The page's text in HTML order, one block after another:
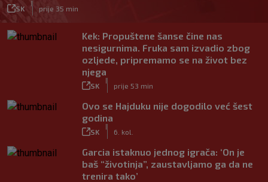
SK prije 35 min
Kek: Propuštene šanse čine nas
nesigurnima. Fruka sam izvadio zbog
ozljede, pripremamo se na život bez
njega
SK prije 53 min
Ovo se Hajduku nije dogodilo već šest
godina
SK 6. kol.
Garcia istaknuo jednog igrača: ‘On je
baš “životinja”, zaustavljamo ga da ne
trenira tako’